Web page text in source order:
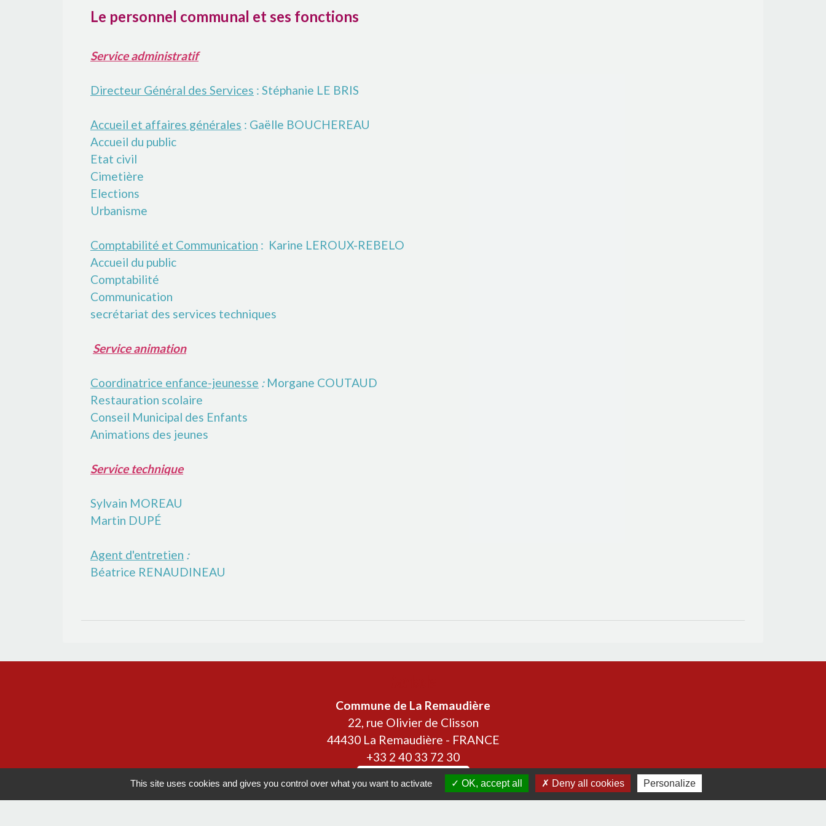
Le personnel communal et ses fonctions
Service administratif
Directeur Général des Services : Stéphanie LE BRIS
Accueil et affaires générales : Gaëlle BOUCHEREAU
Accueil du public
Etat civil
Cimetière
Elections
Urbanisme
Comptabilité et Communication : Karine LEROUX-REBELO
Accueil du public
Comptabilité
Communication
secrétariat des services techniques
Service animation
Coordinatrice enfance-jeunesse : Morgane COUTAUD
Restauration scolaire
Conseil Municipal des Enfants
Animations des jeunes
Service technique
Sylvain MOREAU
Martin DUPÉ
Agent d'entretien :
Béatrice RENAUDINEAU
Commune de La Remaudière
22, rue Olivier de Clisson
44430 La Remaudière - FRANCE
+33 2 40 33 72 30
Contact par formulaire
This site uses cookies and gives you control over what you want to activate OK, accept all Deny all cookies Personalize